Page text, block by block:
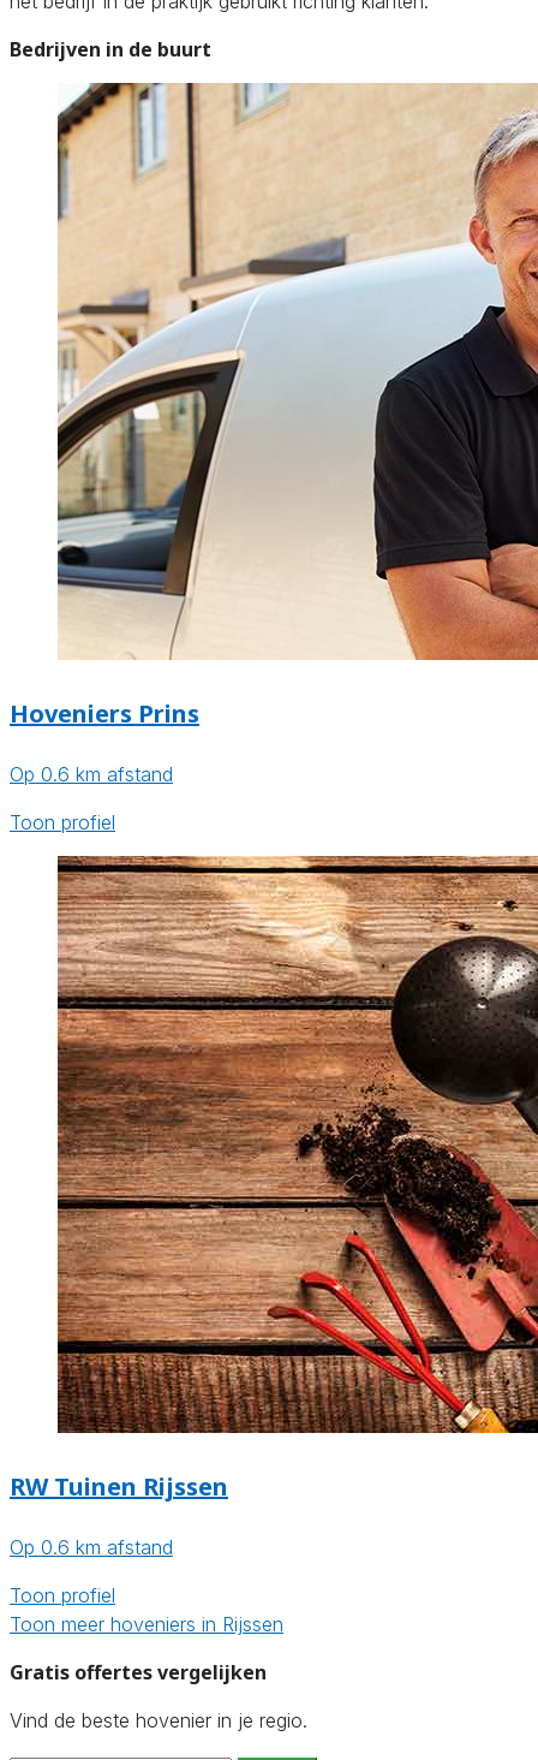
Bedrijven in de buurt
Hoveniers Prins
Op 0.6 km afstand
Toon profiel
RW Tuinen Rijssen
Op 0.6 km afstand
Toon profiel
Toon meer hoveniers in Rijssen
Gratis offertes vergelijken
Vind de beste hovenier in je regio.